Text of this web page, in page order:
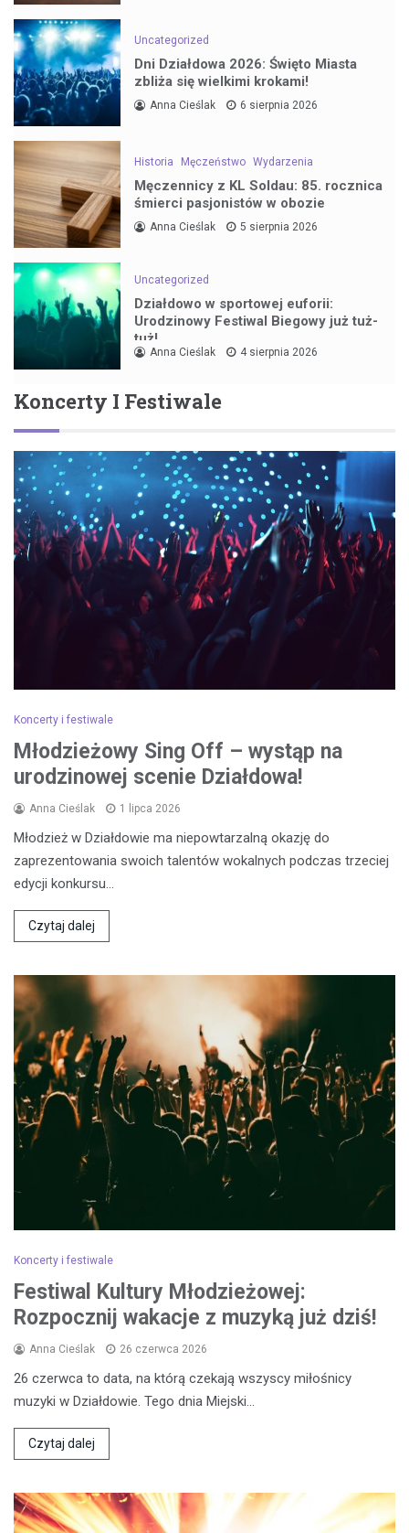
Uncategorized
Dni Działdowa 2026: Święto Miasta
zbliża się wielkimi krokami!
Anna Cieślak 6 sierpnia 2026
Historia Męczeństwo Wydarzenia
Męczennicy z KL Soldau: 85. rocznica
śmierci pasjonistów w obozie
Anna Cieślak 5 sierpnia 2026
Uncategorized
Działdowo w sportowej euforii:
Urodzinowy Festiwal Biegowy już tuż-
tuż!
Anna Cieślak 4 sierpnia 2026
Koncerty I Festiwale
Koncerty i festiwale
Młodzieżowy Sing Off – wystąp na
urodzinowej scenie Działdowa!
Anna Cieślak 1 lipca 2026
Młodzież w Działdowie ma niepowtarzalną okazję do
zaprezentowania swoich talentów wokalnych podczas trzeciej
edycji konkursu…
Czytaj dalej
Koncerty i festiwale
Festiwal Kultury Młodzieżowej:
Rozpocznij wakacje z muzyką już dziś!
Anna Cieślak 26 czerwca 2026
26 czerwca to data, na którą czekają wszyscy miłośnicy
muzyki w Działdowie. Tego dnia Miejski…
Czytaj dalej